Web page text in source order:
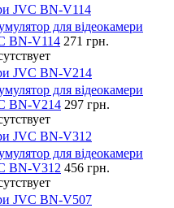
JVC BN-V114
для відеокамери
BN-V114 271 грн.
JVC BN-V214
для відеокамери
BN-V214 297 грн.
JVC BN-V312
для відеокамери
BN-V312 456 грн.
JVC BN-V507